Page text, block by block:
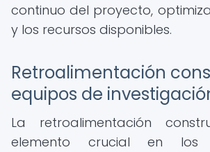
continuo del proyecto,
y los recursos disponibles.
Retroalimentación
equipos de
La retroalimentación
elemento crucial en los